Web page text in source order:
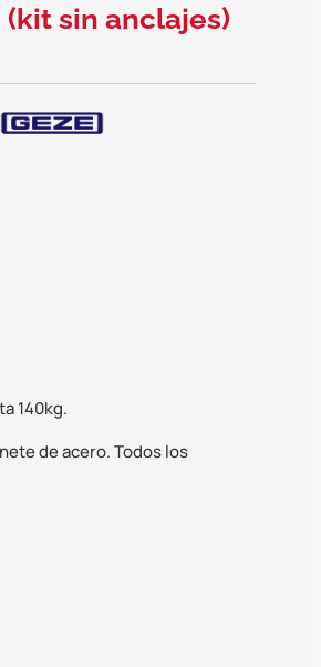
(kit sin anclajes)
140kg.
de acero. Todos los